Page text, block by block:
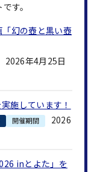
す。
幻の壺と黒い壺
2026年4月25日
施しています！
開催期間
2026
inとよた」を